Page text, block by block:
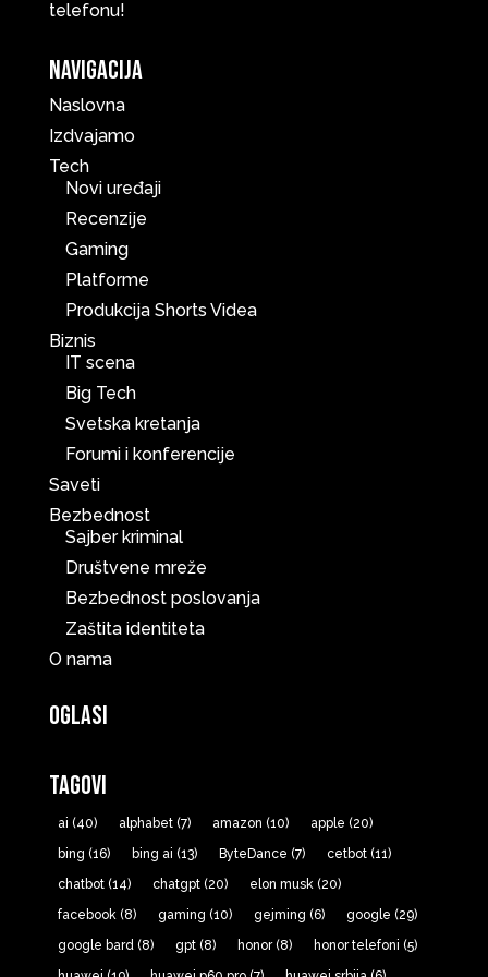
telefonu!
Navigacija
Naslovna
Izdvajamo
Tech
Novi uređaji
Recenzije
Gaming
Platforme
Produkcija Shorts Videa
Biznis
IT scena
Big Tech
Svetska kretanja
Forumi i konferencije
Saveti
Bezbednost
Sajber kriminal
Društvene mreže
Bezbednost poslovanja
Zaštita identiteta
O nama
Oglasi
Tagovi
ai (40) alphabet(7) amazon (10) apple (20)
bing (16) bing ai (13) ByteDance (7) cetbot(11)
chatbot(14) chatgpt(20) elon musk(20)
facebook(8) gaming (10) gejming (6) google (29)
google bard(8) gpt(8) honor(8) honor telefoni (5)